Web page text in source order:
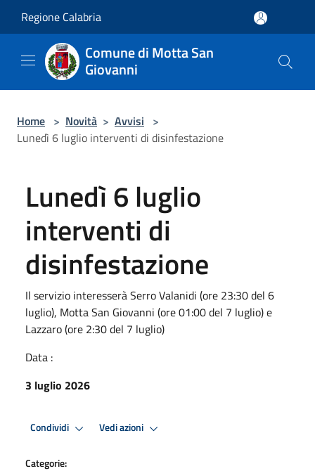
Regione Calabria
Comune di Motta San
Giovanni
Home > Novità > Avvisi >
Lunedì 6 luglio interventi di disinfestazione
Lunedì 6 luglio
interventi di
disinfestazione
Il servizio interesserà Serro Valanidi (ore 23:30 del 6
luglio), Motta San Giovanni (ore 01:00 del 7 luglio) e
Lazzaro (ore 2:30 del 7 luglio)
Data :
3 luglio 2026
Condividi Vedi azioni
Categorie: